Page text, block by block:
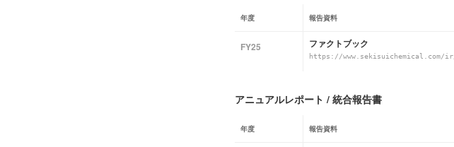
年度 報告資料
FY25 ファクトブック
https://
アニュアルレポート / 統合報告書
年度 報告資料